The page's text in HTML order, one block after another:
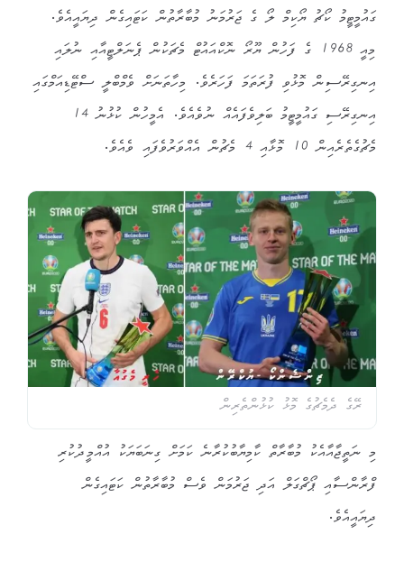
ގައުމީޓީމު ކޯޗު ޔޯކިމް ލޯ ގެ ޖަރުމަނު މުބާރާތުން ކަޓައިގެން ދިޔައީއެވެ.
މިއީ 1968 ގެ ފަހުން ޔޫރޯ ނޮކްއައުޓް މެޗަކުން ޕެނަލްޓީއާއި ނުލައި
އިނގިރޭސިން މޮޅުވި ފުރަތަމަ ފަހަރެވެ. މިހާތަނަށް ވެމްބްލީ ސްޓޭޑިއަމްގައި
އިނގިރޭސި ގައުމީޓީމު ބަލިވެފައެއް ނުވެއެވެ. އެމީހުން ކުޅުނު 14
މެޗުގެތެރެއިން 10 މޮޅާއި 4 މެޗުން އެއްވަރުވެފައި ވެއެވެ.
ރޭގެ ދެމެޗުގެ މޮޅު ކުޅުންތެރިން
މި ނަތީޖާއާއެކު މުބާރާތް ކާމިޔާބުކުރާނެ ކަމަށް ގިނަބަޔަކު އުއްމީދުކުރި
ފްރާންސާއި ޕޯޗްގަލް އަދި ޖަރުމަން ވެސް މުބާރާތުން ކަޓައިގެން
ދިޔައީއެވެ.